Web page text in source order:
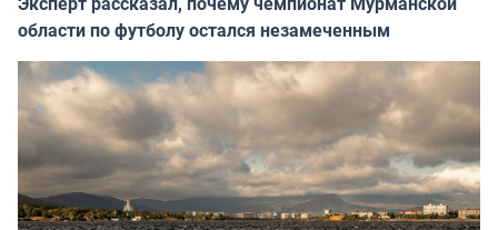
области по футболу остался незамеченным